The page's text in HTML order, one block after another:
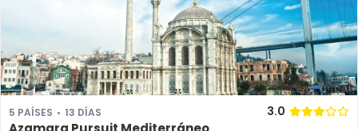
5 PAÍSES 13 DÍAS 3.0